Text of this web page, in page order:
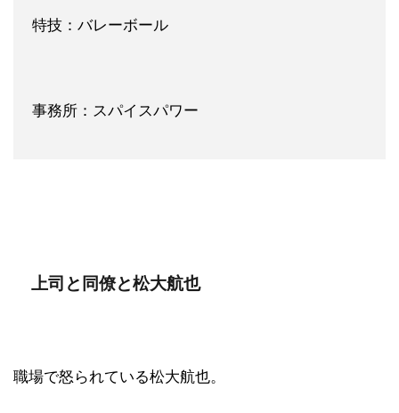
特技：バレーボール
事務所：スパイスパワー
上司と同僚と松大航也
職場で怒られている松大航也。